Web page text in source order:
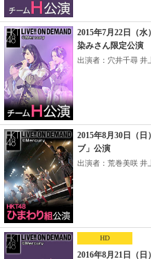
2015年7月22日（
染みさん限定公演
出演者：穴井千尋 井
2015年8月30日（
ブ」公演
出演者：荒巻美咲 井
HD
2016年8月21日（